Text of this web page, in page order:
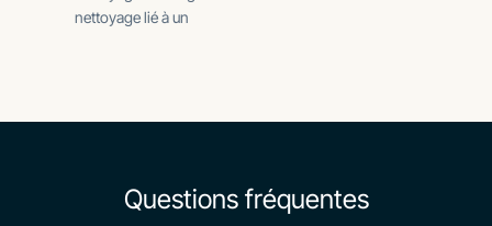
nettoyage lié à un
Questions fréquentes